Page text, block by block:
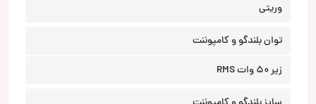
وریتی
توان بلندگو و کامپوننت
زیر 50 وات RMS